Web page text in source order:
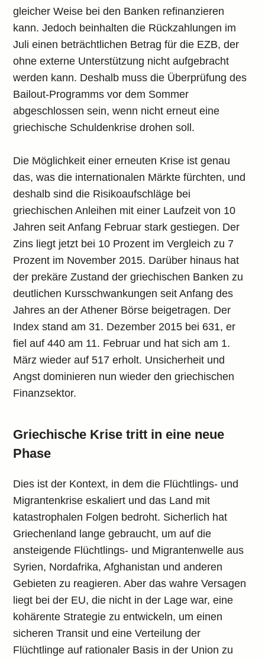
gleicher Weise bei den Banken refinanzieren
kann. Jedoch beinhalten die Rückzahlungen im
Juli einen beträchtlichen Betrag für die EZB, der
ohne externe Unterstützung nicht aufgebracht
werden kann. Deshalb muss die Überprüfung des
Bailout-Programms vor dem Sommer
abgeschlossen sein, wenn nicht erneut eine
griechische Schuldenkrise drohen soll.
Die Möglichkeit einer erneuten Krise ist genau
das, was die internationalen Märkte fürchten, und
deshalb sind die Risikoaufschläge bei
griechischen Anleihen mit einer Laufzeit von 10
Jahren seit Anfang Februar stark gestiegen. Der
Zins liegt jetzt bei 10 Prozent im Vergleich zu 7
Prozent im November 2015. Darüber hinaus hat
der prekäre Zustand der griechischen Banken zu
deutlichen Kursschwankungen seit Anfang des
Jahres an der Athener Börse beigetragen. Der
Index stand am 31. Dezember 2015 bei 631, er
fiel auf 440 am 11. Februar und hat sich am 1.
März wieder auf 517 erholt. Unsicherheit und
Angst dominieren nun wieder den griechischen
Finanzsektor.
Griechische Krise tritt in eine neue
Phase
Dies ist der Kontext, in dem die Flüchtlings- und
Migrantenkrise eskaliert und das Land mit
katastrophalen Folgen bedroht. Sicherlich hat
Griechenland lange gebraucht, um auf die
ansteigende Flüchtlings- und Migrantenwelle aus
Syrien, Nordafrika, Afghanistan und anderen
Gebieten zu reagieren. Aber das wahre Versagen
liegt bei der EU, die nicht in der Lage war, eine
kohärente Strategie zu entwickeln, um einen
sicheren Transit und eine Verteilung der
Flüchtlinge auf rationaler Basis in der Union zu